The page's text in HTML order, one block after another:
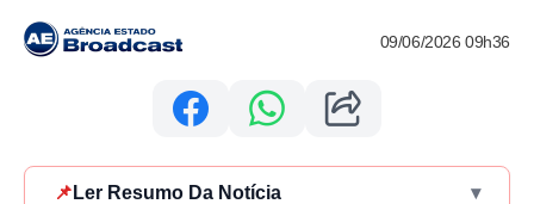
09/06/2026 09h36
📌 Ler Resumo Da Notícia ▾